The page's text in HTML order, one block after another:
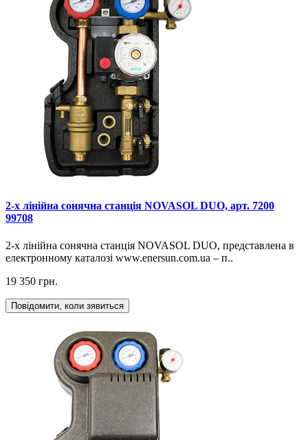
2-х лінійна сонячна станція NOVASOL DUO, арт. 7200
99708
2-х лінійна сонячна станція NOVASOL DUO, представлена в
електронному каталозі www.enersun.com.ua – п..
19 350 грн.
Повідомити, коли зявиться